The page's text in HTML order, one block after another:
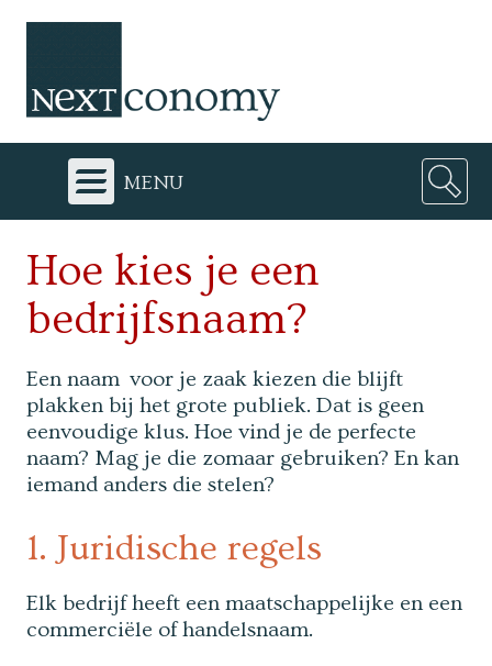
menu
Hoe kies je een
bedrijfsnaam?
Een naam voor je zaak kiezen die blijft
plakken bij het grote publiek. Dat is geen
eenvoudige klus. Hoe vind je de perfecte
naam? Mag je die zomaar gebruiken? En kan
iemand anders die stelen?
1. Juridische regels
Elk bedrijf heeft een maatschappelijke en een
commerciële of handelsnaam.